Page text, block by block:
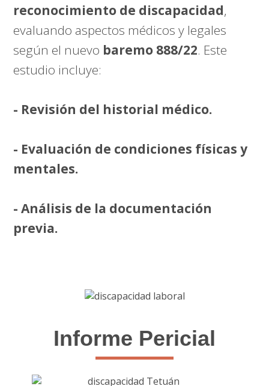
reconocimiento de discapacidad,
evaluando aspectos médicos y legales
según el nuevo baremo 888/22. Este
estudio incluye:
- Revisión del historial médico.
- Evaluación de condiciones físicas y
mentales.
- Análisis de la documentación
previa.
Informe Pericial